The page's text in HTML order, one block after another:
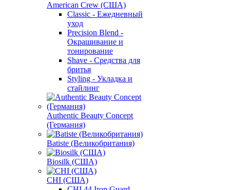
American Crew (США)
Classic - Ежедневный
уход
Precision Blend -
Окрашивание и
тонирование
Shave - Средства для
бритья
Styling - Укладка и
стайлинг
Authentic Beauty Concept
(Германия)
Batiste (Великобритания)
Biosilk (США)
CHI (США)